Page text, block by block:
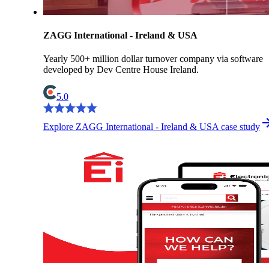
ZAGG International - Ireland & USA
Yearly 500+ million dollar turnover company via software
developed by Dev Centre House Ireland.
5.0
Explore ZAGG International - Ireland & USA case study